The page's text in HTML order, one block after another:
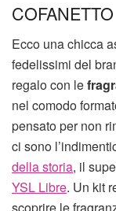
Ecco una chicca
fedelissimi del
regalo con le
nel comodo
pensato per non
ci sono
della storia, il
YSL Libre. Un kit